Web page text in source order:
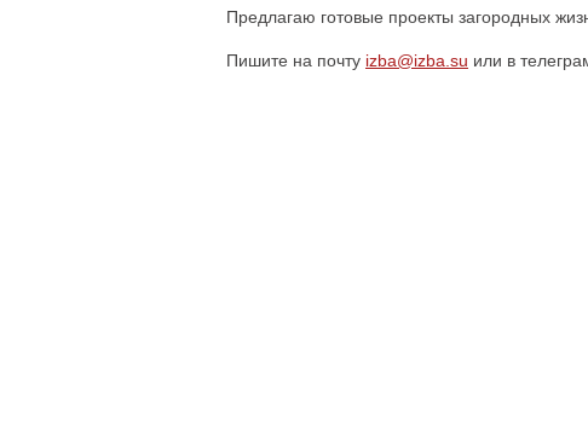
Предлагаю готовые проекты загородных
Пишите на почту izba@izba.su или в